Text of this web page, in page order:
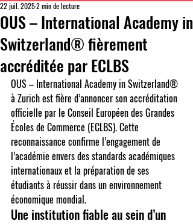
OUS – International Academy in
Switzerland® fièrement
accréditée par ECLBS
22 juil. 20252 min de lecture
OUS – International Academy in Switzerland®
à Zurich est fière d’annoncer son accréditation
officielle par le Conseil Européen des Grandes
Écoles de Commerce (ECLBS). Cette
reconnaissance confirme l’engagement de
l’académie envers des standards académiques
internationaux et la préparation de ses
étudiants à réussir dans un environnement
économique mondial.
Une institution fiable au sein d’un